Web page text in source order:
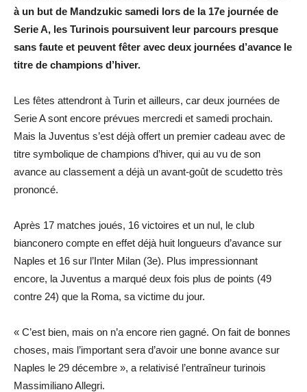
à un but de Mandzukic samedi lors de la 17e journée de
Serie A, les Turinois poursuivent leur parcours presque
sans faute et peuvent fêter avec deux journées d’avance le
titre de champions d’hiver.
Les fêtes attendront à Turin et ailleurs, car deux journées de
Serie A sont encore prévues mercredi et samedi prochain.
Mais la Juventus s’est déjà offert un premier cadeau avec de
titre symbolique de champions d’hiver, qui au vu de son
avance au classement a déjà un avant-goût de scudetto très
prononcé.
Après 17 matches joués, 16 victoires et un nul, le club
bianconero compte en effet déjà huit longueurs d’avance sur
Naples et 16 sur l’Inter Milan (3e). Plus impressionnant
encore, la Juventus a marqué deux fois plus de points (49
contre 24) que la Roma, sa victime du jour.
« C’est bien, mais on n’a encore rien gagné. On fait de bonnes
choses, mais l’important sera d’avoir une bonne avance sur
Naples le 29 décembre », a relativisé l’entraîneur turinois
Massimiliano Allegri.